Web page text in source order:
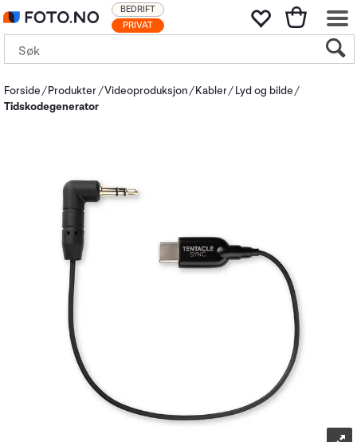
PRIVAT
BEDRIFT
Forside Produkter Videoproduksjon Kabler
Lyd og bilde
Tidskodegenerator